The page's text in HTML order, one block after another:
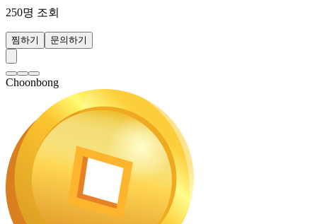
250명 조회
찜하기 문의하기
Choonbong